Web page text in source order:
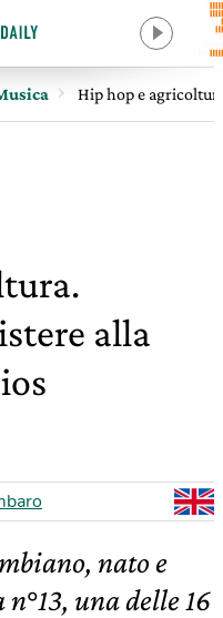
Hip hop e
alla
nato e
una delle 16